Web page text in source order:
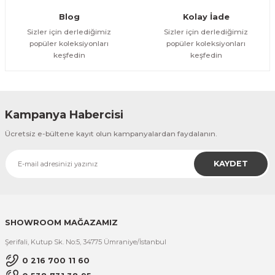
Blog
Sizler için derlediğimiz
popüler koleksiyonları
keşfedin
Kolay İade
Sizler için derlediğimiz
popüler koleksiyonları
keşfedin
Kampanya Habercisi
Ücretsiz e-bültene kayıt olun kampanyalardan faydalanın.
KAYDET
SHOWROOM MAĞAZAMIZ
Şerifali, Kutup Sk. No:5, 34775 Ümraniye/İstanbul
0 216 700 11 60